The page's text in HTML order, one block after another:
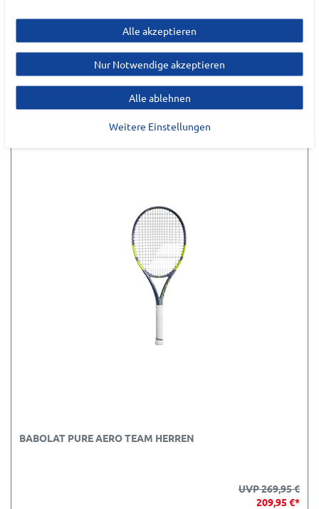
ZULETZT ANGESEHEN
BABOLAT PURE AERO TEAM HERREN
UVP 269,95 €
209,95 €*
Alle akzeptieren
Nur Notwendige akzeptieren
Alle ablehnen
Weitere Einstellungen